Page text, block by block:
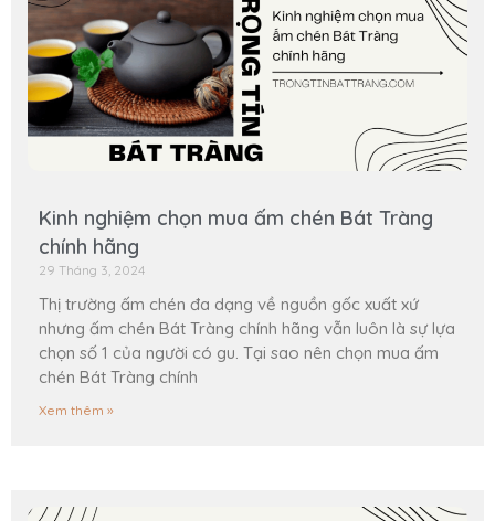
Kinh nghiệm chọn mua ấm chén Bát Tràng
chính hãng
29 Tháng 3, 2024
Thị trường ấm chén đa dạng về nguồn gốc xuất xứ
nhưng ấm chén Bát Tràng chính hãng vẫn luôn là sự lựa
chọn số 1 của người có gu. Tại sao nên chọn mua ấm
chén Bát Tràng chính
Xem thêm »